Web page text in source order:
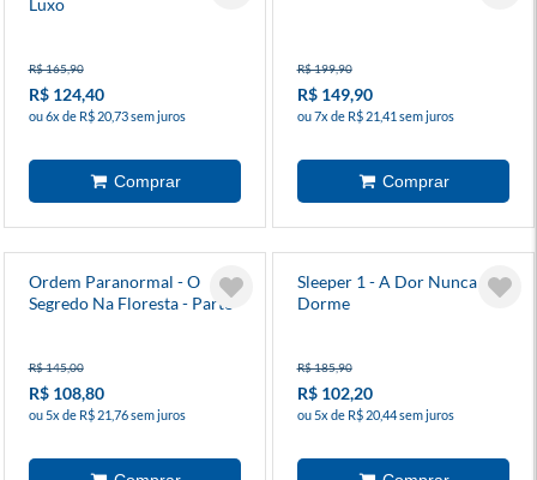
R$ 165,90
R$ 124,40
ou 6x de R$ 20,73 sem juros
R$ 199,90
R$ 149,90
ou 7x de R$ 21,41 sem juros
Ordem Paranormal - O
Segredo Na Floresta - Parte
R$ 145,00
R$ 108,80
ou 5x de R$ 21,76 sem juros
Sleeper 1 - A Dor Nunca
Dorme
R$ 185,90
R$ 102,20
ou 5x de R$ 20,44 sem juros